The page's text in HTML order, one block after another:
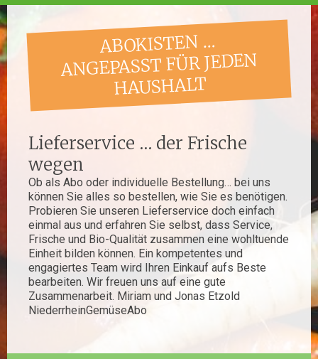
ABOKISTEN …
ANGEPASST FÜR JEDEN H
AUSHALT
Lieferservice … der Frische
wegen
Ob als Abo oder individuelle Bestellung… bei uns
können Sie alles so bestellen, wie Sie es benötigen.
Probieren Sie unseren Lieferservice doch einfach
einmal aus und erfahren Sie selbst, dass Service,
Frische und Bio-Qualität zusammen eine wohltuende
Einheit bilden können. Ein kompetentes und
engagiertes Team wird Ihren Einkauf aufs Beste
bearbeiten. Wir freuen uns auf eine gute
Zusammenarbeit. Miriam und Jonas Etzold
NiederrheinGemüseAbo